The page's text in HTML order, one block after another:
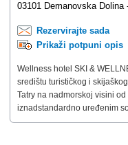
03101 Demanovska
Rezervirajte sada
Prikaži potpuni opis
Wellness hotel SKI &
središtu turističkog i
Tatry na nadmorskoj visini
iznadstandardno uređenim